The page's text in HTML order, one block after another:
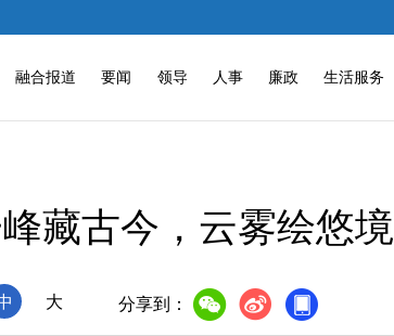
融合报道 要闻 领导 人事 廉政 生活服务
藏古今，云雾绘悠境
大 分享到：